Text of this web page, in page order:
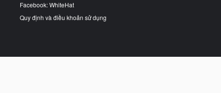
Facebook: WhiteHat
Quy định và điều khoản sử dụng